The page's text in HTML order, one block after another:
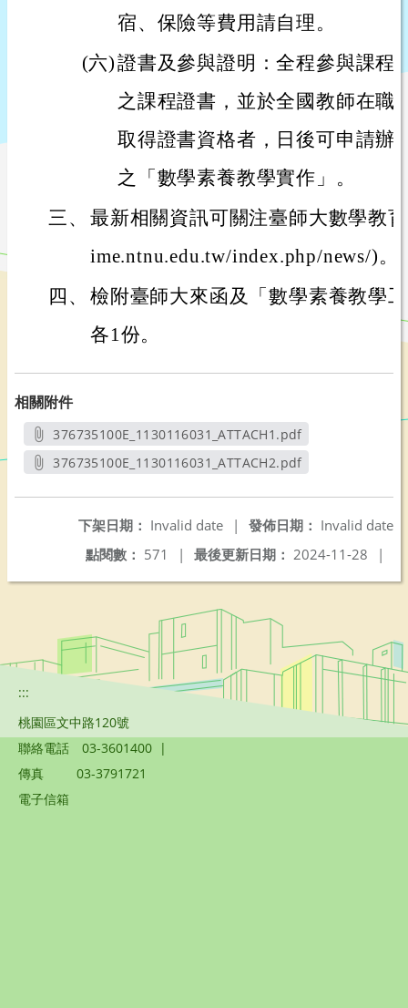
宿、保險等費用請自理。
(六)證書及參與證明：全程參與課程
之課程證書，並於全國教師在職
取得證書資格者，日後可申請辦
之「數學素養教學實作」。
三、 最新相關資訊可關注臺師大數學教
ime.ntnu.edu.tw/index.php/news/)。
四、 檢附臺師大來函及「數學素養教學
各1份。
相關附件
376735100E_1130116031_ATTACH1.pdf
另開新視窗
376735100E_1130116031_ATTACH2.pdf
發佈日期： Invalid date
下架日期： Invalid date
|
最後更新日期： 2024-11-28 |
點閱數： 571 |
:::
桃園區文中路120號
聯絡電話
03-3601400 |
傳真
03-3791721
電子信箱